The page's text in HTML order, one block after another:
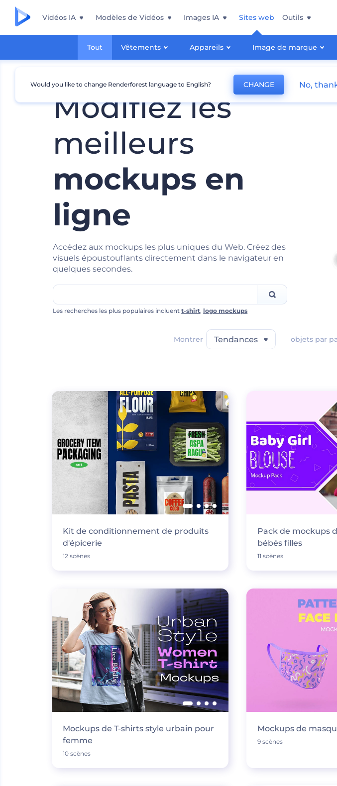
Vidéos IA Modèles de Vidéos Images IA Sites web
Tout Vêtements Appareils Image de marque
Outils
Modifiez les
meilleurs
mockups en
ligne
Accédez aux mockups les plus uniques du Web. Créez des
visuels époustouflants directement dans le navigateur en
quelques secondes.
Les recherches les plus populaires incluentt-shirt, logo mockups
Montrer Tendances objets par
Kit de conditionnement de produits
d'épicerie
12 scènes
Pack de mockups
bébés filles
11 scènes
Mockups de T-shirts style urbain pour
femme
10 scènes
Mockups de
9 scènes
Would you like to change Renderforest language to English? CHANGE No,